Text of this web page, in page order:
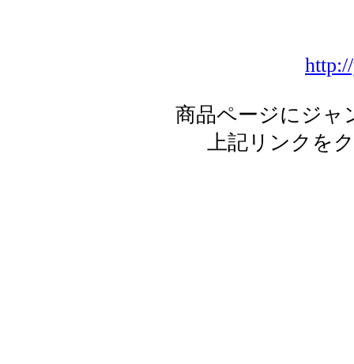
商品ページにジャ
上記リンクを